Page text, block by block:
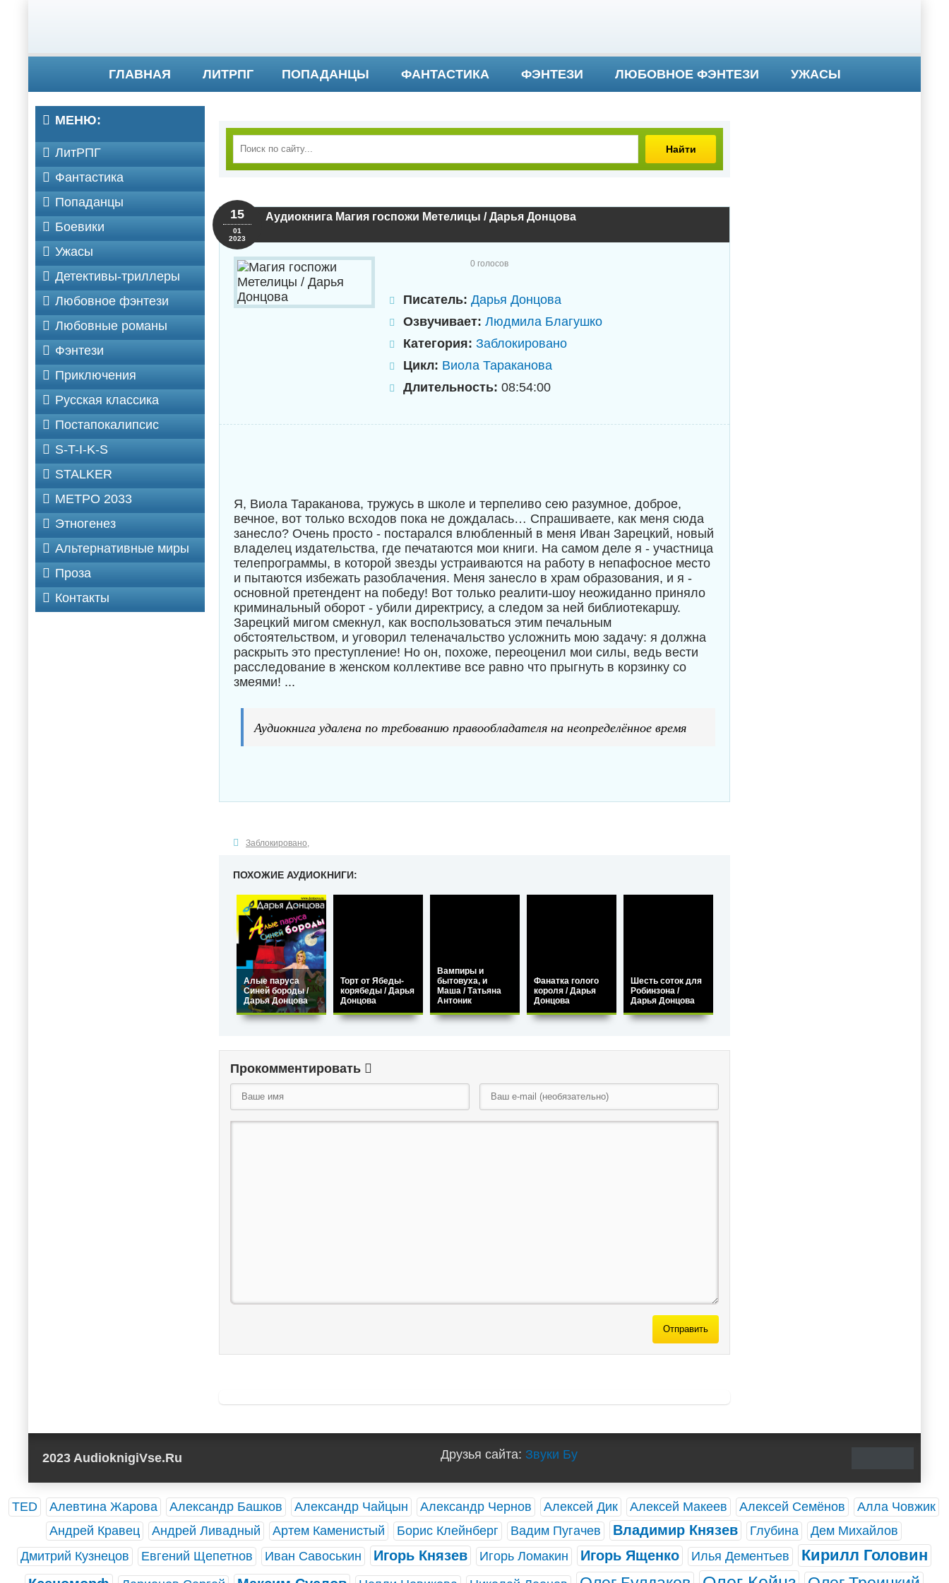
ГЛАВНАЯ ЛИТРПГ ПОПАДАНЦЫ ФАНТАСТИКА ФЭНТЕЗИ ЛЮБОВНОЕ ФЭНТЕЗИ УЖАСЫ
Найти
Аудиокнига Магия госпожи Метелицы / Дарья Донцова
15
01
2023
0 голосов
Писатель: Дарья Донцова
Озвучивает: Людмила Благушко
Категория: Заблокировано
Цикл: Виола Тараканова
Длительность: 08:54:00
Я, Виола Тараканова, тружусь в школе и терпеливо сею разумное, доброе,
вечное, вот только всходов пока не дождалась… Спрашиваете, как меня сюда
занесло? Очень просто - постарался влюбленный в меня Иван Зарецкий, новый
владелец издательства, где печатаются мои книги. На самом деле я - участница
телепрограммы, в которой звезды устраиваются на работу в непафосное место
и пытаются избежать разоблачения. Меня занесло в храм образования, и я -
основной претендент на победу! Вот только реалити-шоу неожиданно приняло
криминальный оборот - убили директрису, а следом за ней библиотекаршу.
Зарецкий мигом смекнул, как воспользоваться этим печальным
обстоятельством, и уговорил теленачальство усложнить мою задачу: я должна
раскрыть это преступление! Но он, похоже, переоценил мои силы, ведь вести
расследование в женском коллективе все равно что прыгнуть в корзинку со
змеями! ...
Аудиокнига удалена по требованию правообладателя на неопределённое время
Заблокировано,
ПОХОЖИЕ АУДИОКНИГИ:
Алые паруса
Синей бороды /
Дарья Донцова
Торт от Ябеды-
корябеды / Дарья
Донцова
Вампиры и
бытовуха, и
Маша / Татьяна
Антоник
Фанатка голого
короля / Дарья
Донцова
Шесть соток для
Робинзона /
Дарья Донцова
Прокомментировать
Отправить
МЕНЮ:
ЛитРПГ
Фантастика
Попаданцы
Боевики
Ужасы
Детективы-триллеры
Любовное фэнтези
Любовные романы
Фэнтези
Приключения
Русская классика
Постапокалипсис
S-T-I-K-S
STALKER
МЕТРО 2033
Этногенез
Альтернативные миры
Проза
Контакты
2023 AudioknigiVse.Ru Друзья сайта: Звуки Бу
TED Алевтина Жарова Александр Башков Александр Чайцын Александр Чернов Алексей Дик Алексей Макеев Алексей Семёнов
Алла Човжик
Андрей Кравец
Андрей Ливадный Артем Каменистый Борис Клейнберг Вадим Пугачев Владимир Князев Глубина
Дем Михайлов
Дмитрий Кузнецов
Евгений Щепетнов Иван Савоськин Игорь Князев Игорь Ломакин Игорь Ященко Илья Дементьев Кирилл Головин